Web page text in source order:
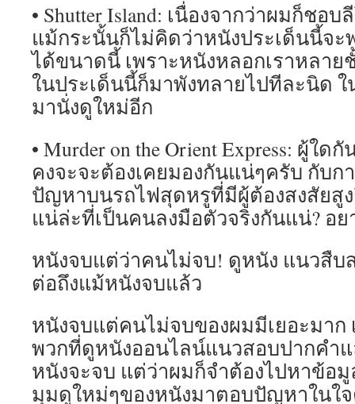
• Shutter Island: เนื่องจากว่าผมก็ชอ
แม้กระนั้นก็ไม่คิดว่าหนังประเด็นนี้จ
ได้ขนาดนี้ เพราะหนังหลอกเราหลาย
ในประเด็นนี้ก็มาพังทลายไปทีละนิด
มานั่งดูใหม่อีก
• Murder on the Orient Express: ผู้ใ
คงจะจะต้องเคยมองกันแน่ๆครับ กับ
ปัญหาบนรถไฟสุดหรูที่มีผู้ต้องสงสัยสู
แน่ล่ะที่เป็นคนลงมือตัวจริงกันแน่? อย
หนังจบแต่ว่าคนไม่จบ! ดูหนัง แนวสื
ต่อถึงแม้หนังจบแล้ว
หนังจบแต่คนไม่จบของผมมีเยอะมาก
พวกที่ดูหนังออนไลน์แนวสอบปากคำ
หนังจะจบ แต่ว่าผมก็จำต้องไปหาข้อ
มุมดูใหม่ๆของหนังมาตอบปัญหาในใ